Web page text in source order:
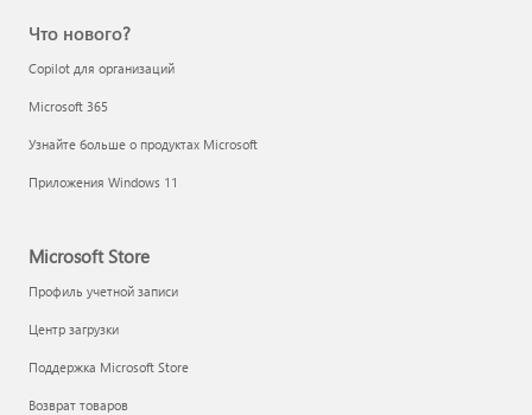
Что нового?
Copilot для организаций
Microsoft 365
Узнайте больше о продуктах Microsoft
Приложения Windows 11
Microsoft Store
Профиль учетной записи
Центр загрузки
Поддержка Microsoft Store
Возврат товаров